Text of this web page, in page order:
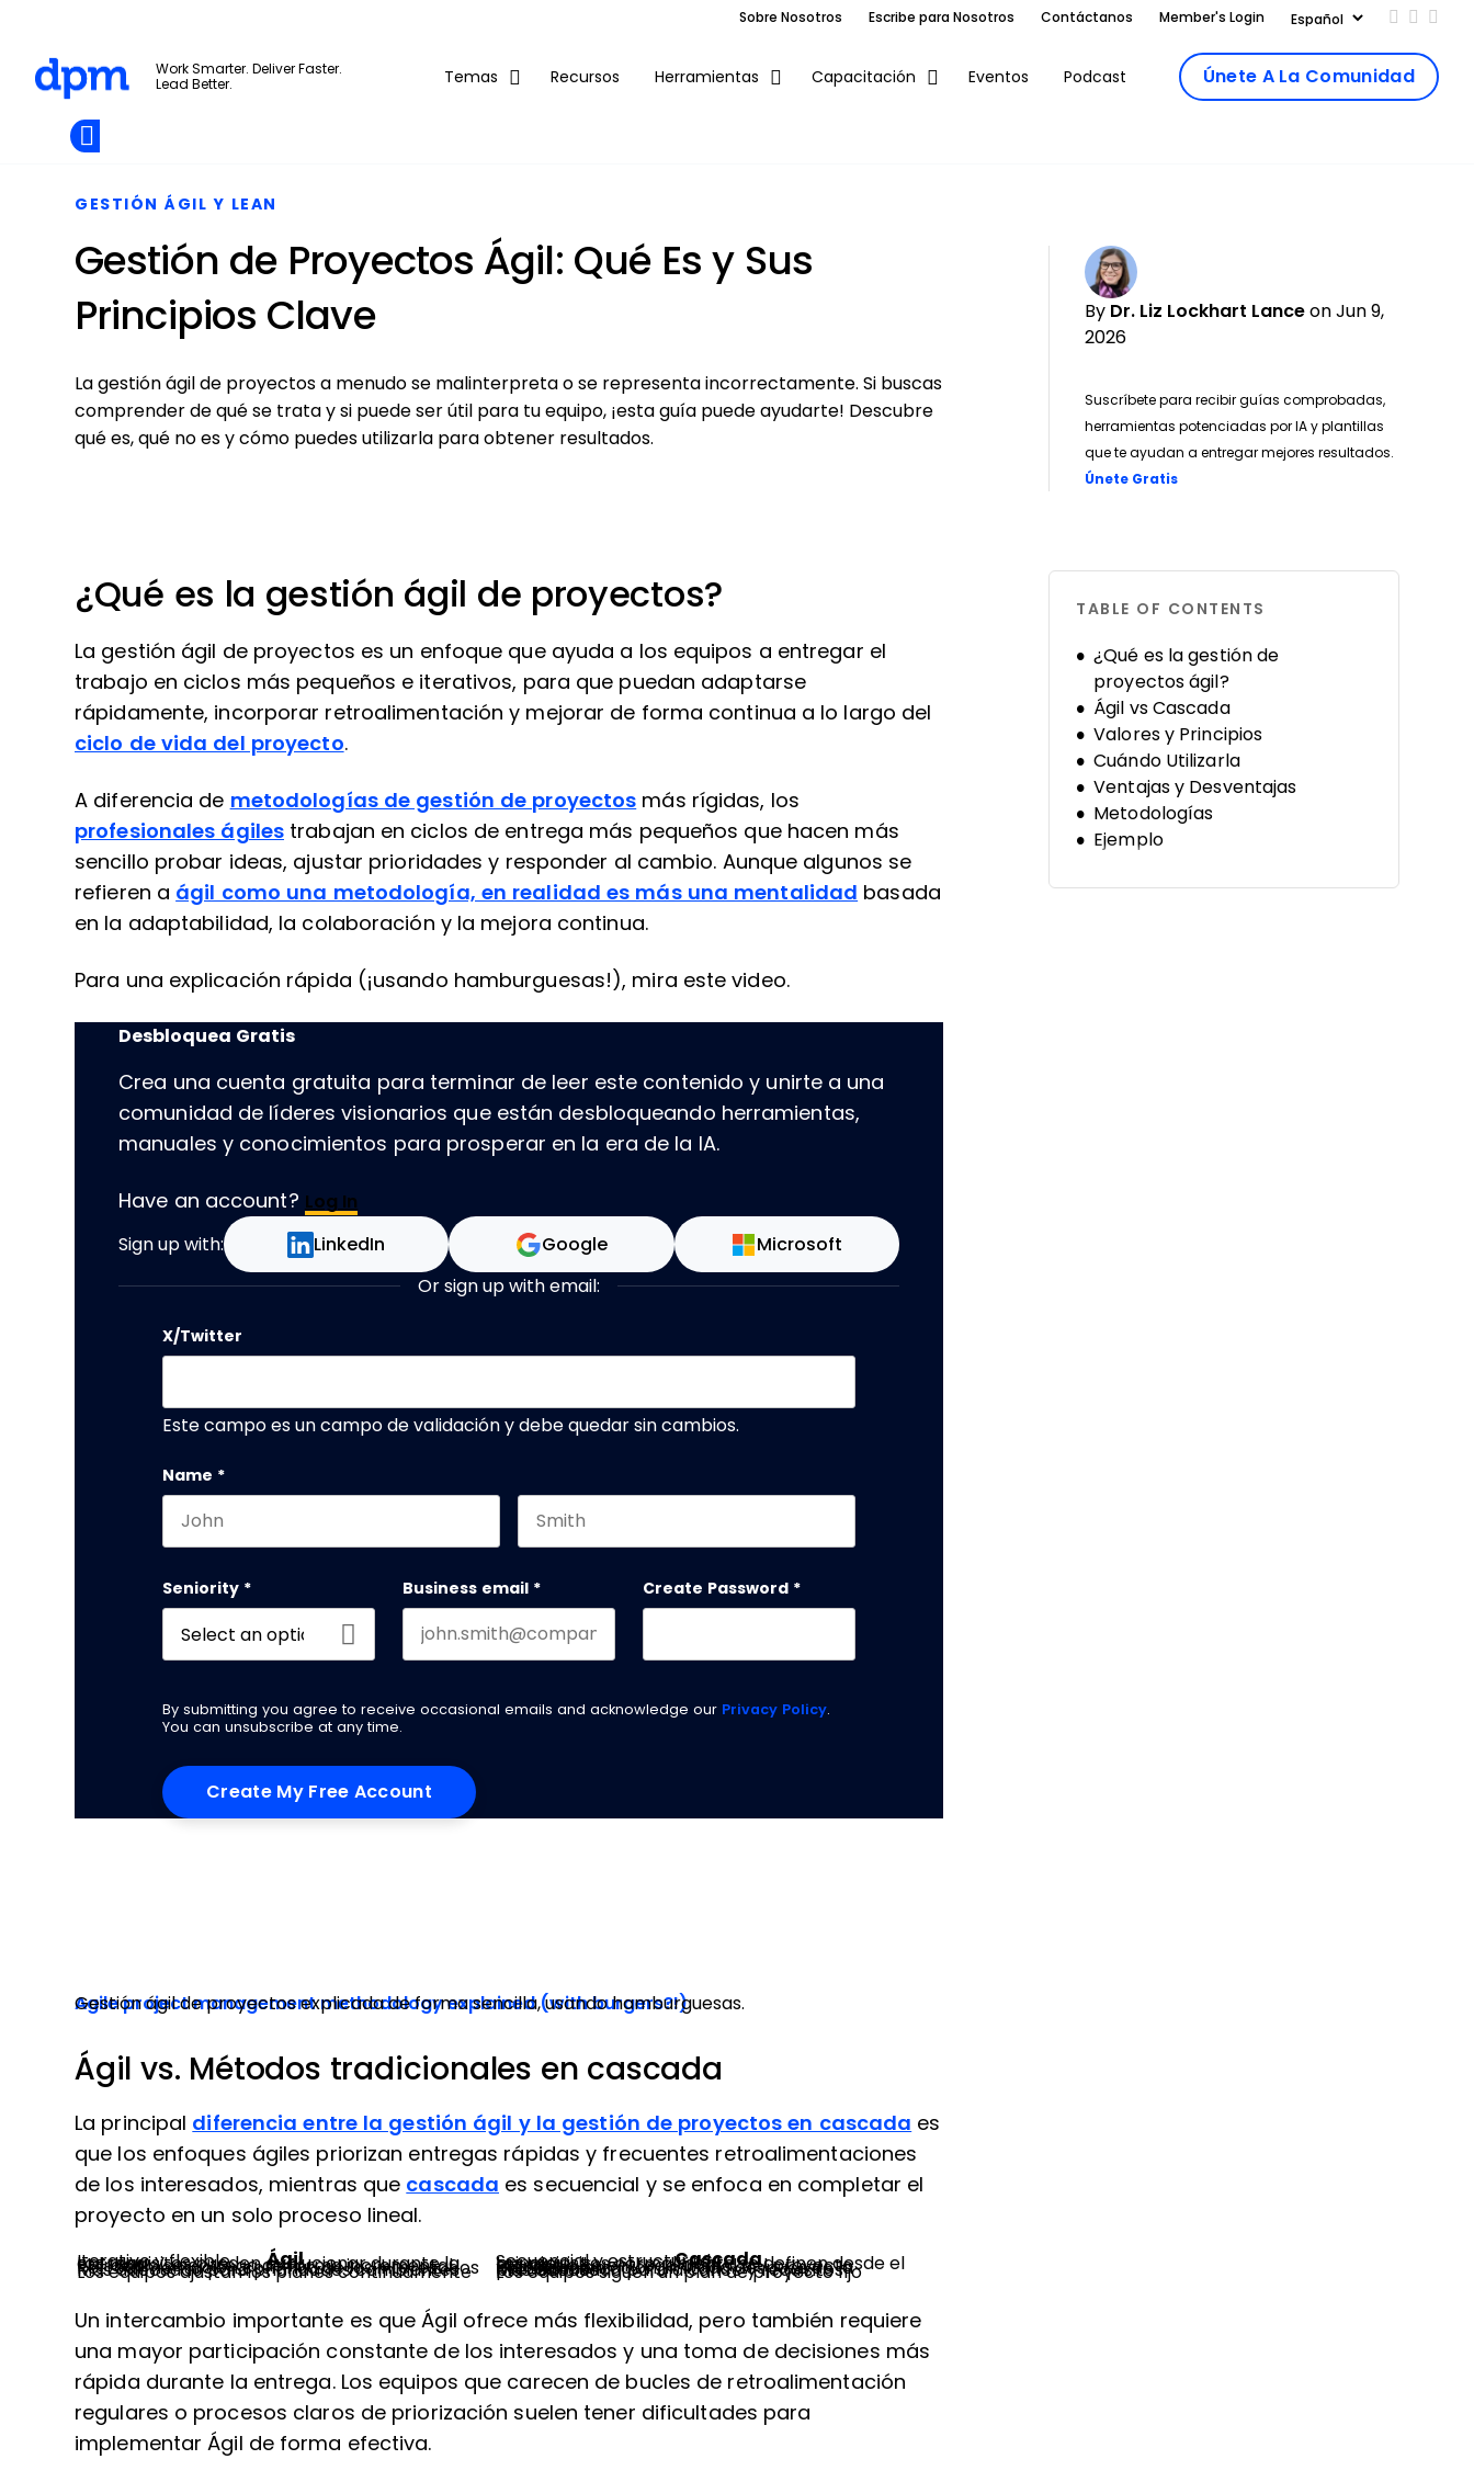
Skip to main content
Sobre Nosotros Escribe para Nosotros Contáctanos Member's Login Add us
Follow
Work Smarter. Deliver Faster.
Lead Better.
Temas Recursos Herramientas Capacitación Eventos Podcast Únete A La Comunidad
Add as
GESTIÓN ÁGIL Y LEAN
Gestión de Proyectos Ágil: Qué Es y Sus
Principios Clave
By Dr. Liz Lockhart Lance on Jun 9,
2026
Suscríbete para recibir guías comprobadas,
herramientas potenciadas por IA y plantillas
que te ayudan a entregar mejores resultados.
Únete GratisOpens new window
La gestión ágil de proyectos a menudo se malinterpreta o se representa incorrectamente. Si buscas
comprender de qué se trata y si puede ser útil para tu equipo, ¡esta guía puede ayudarte! Descubre
qué es, qué no es y cómo puedes utilizarla para obtener resultados.
¿Qué es la gestión ágil de proyectos?
La gestión ágil de proyectos es un enfoque que ayuda a los equipos a entregar el
trabajo en ciclos más pequeños e iterativos, para que puedan adaptarse
rápidamente, incorporar retroalimentación y mejorar de forma continua a lo largo del
ciclo de vida del proyecto.
A diferencia de metodologías de gestión de proyectos más rígidas, los
profesionales ágiles trabajan en ciclos de entrega más pequeños que hacen más
sencillo probar ideas, ajustar prioridades y responder al cambio. Aunque algunos se
refieren a ágil como una metodología, en realidad es más una mentalidad basada
en la adaptabilidad, la colaboración y la mejora continua.
Para una explicación rápida (¡usando hamburguesas!), mira este video.
Desbloquea Gratis
Crea una cuenta gratuita para terminar de leer este contenido y unirte a una
comunidad de líderes visionarios que están desbloqueando herramientas,
manuales y conocimientos para prosperar en la era de la IA.
Have an account? Log In
Sign up with: LinkedIn Google Microsoft
Or sign up with email:
X/Twitter
Este campo es un campo de validación y debe quedar sin cambios.
Name *
Seniority * Business email * Create Password *
By submitting you agree to receive occasional emails and acknowledge our Privacy Policy.
You can unsubscribe at any time.
Agile project management methodology explained (with burgers?!)
Gestión ágil de proyectos explicada de forma sencilla, usando hamburguesas.
Ágil vs. Métodos tradicionales en cascada
La principal diferencia entre la gestión ágil y la gestión de proyectos en cascada es
que los enfoques ágiles priorizan entregas rápidas y frecuentes retroalimentaciones
de los interesados, mientras que cascada es secuencial y se enfoca en completar el
proyecto en un solo proceso lineal.
Ágil Cascada
Iterativo y flexible Secuencial y estructurado
Los requisitos pueden evolucionar durante la entrega Los requisitos normalmente se definen desde el principio
El trabajo se entrega de forma incremental El trabajo se entrega al final del proyecto
Retroalimentación continua de los interesados Retroalimentación limitada después de la planificación
Más adecuado para prioridades cambiantes Más adecuado para alcance y requisitos predecibles
Los equipos ajustan los planes continuamente Los equipos siguen un plan de proyecto fijo
Un intercambio importante es que Ágil ofrece más flexibilidad, pero también requiere
una mayor participación constante de los interesados y una toma de decisiones más
rápida durante la entrega. Los equipos que carecen de bucles de retroalimentación
regulares o procesos claros de priorización suelen tener dificultades para
implementar Ágil de forma efectiva.
TABLE OF CONTENTS
¿Qué es la gestión de
proyectos ágil?
Ágil vs Cascada
Valores y Principios
Cuándo Utilizarla
Ventajas y Desventajas
Metodologías
Ejemplo
Implementación